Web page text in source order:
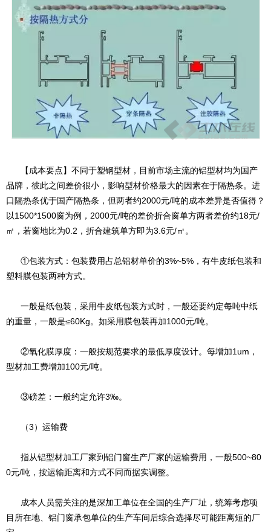
【成本要点】不同于塑钢型材，目前市场主流的铝型材均为国产
品牌，彼此之间差价很小，影响型材价格最大的因素在于隔热条。进
口隔热条优于国产隔热条，但两者约2000元/吨的成本差异是否值得？
以1500*1500窗为例，2000元/吨的差价折合窗单方两者差价约18元/
㎡，若窗地比为0.2，折合建筑单方即为3.6元/㎡。
①包装方式：包装费用占总铝材单价的3%~5%，有牛皮纸包装和
塑料膜包装两种方式。
一般是纸包装，采用牛皮纸包装方式时，一般还要约定每吨中纸
的重量，一般是≤60Kg。如采用膜包装再加1000元/吨。
②氧化膜厚度：一般按规范要求的最低厚度设计。每增加1um，
型材加工费增加100元/吨。
③磅差：一般约定允许3‰。
（3）运输费
指从铝型材加工厂家到铝门窗生产厂家的运输费用，一般500~80
0元/吨，按运输距离和方式不同而据实调整。
成本人员需关注的是深加工单位在全国的生产厂址，统筹考虑项
目所在地、铝门窗承包单位的生产车间后综合选择尽可能距离短的厂